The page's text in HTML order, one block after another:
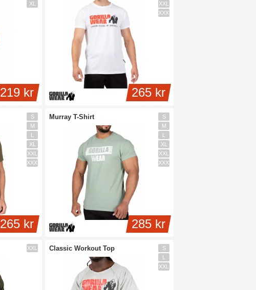
219 kr
XL
265 kr
XXL
XXXL
265 kr
S
M
L
XL
XXL
XXXL
Murray T-Shirt
285 kr
S
M
L
XL
XXL
XXXL
XXL Classic Workout Top
S
L
XXL